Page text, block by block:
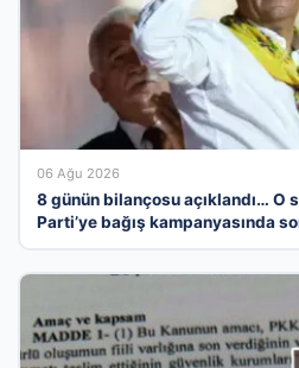
06 Ağu 2026
8 günün bilançosu açıklandı… O
Parti’ye bağış kampanyasında